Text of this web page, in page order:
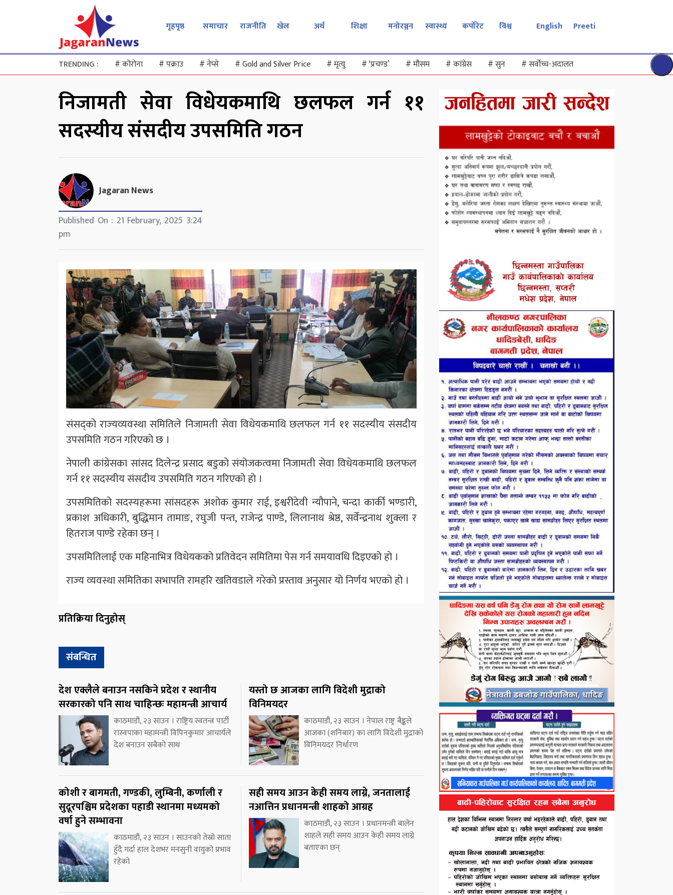
गृहपृष्ठ समाचार राजनीति खेल अर्थ शिक्षा मनोरञ्जन स्वास्थ्य कर्पोरेट विश्व English Preeti
TRENDING : #कोरोना #पक्राउ #नेप्से #Gold and Silver Price #मृत्यु #‘प्रचण्ड’ #मौसम #कांग्रेस #सुन #सर्वोच्च-अदालत
निजामती सेवा विधेयकमाथि छलफल गर्न ११
सदस्यीय संसदीय उपसमिति गठन
Jagaran News
Published On : 21 February, 2025 3:24
pm
संसद्‌को राज्‍यव्‍यवस्था समितिले निजामती सेवा विधेयकमाथि छलफल गर्न ११ सदस्यीय संसदीय
उपसमिति गठन गरिएको छ ।
नेपाली कांग्रेसका सांसद दिलेन्द्र प्रसाद बडुको संयोजकत्वमा निजामती सेवा विधेयकमाथि छलफल
गर्न ११ सदस्यीय संसदीय उपसमिति गठन गरिएको हो ।
उपसमितिको सदस्‍यहरूमा सांसदहरू अशोक कुमार राई, इश्वरीदेवी न्यौपाने, चन्दा कार्की भण्डारी,
प्रकाश अधिकारी, बुद्धिमान तामाङ, रघुजी पन्त, राजेन्द्र पाण्डे, लिलानाथ श्रेष्ठ, सर्वेन्द्रनाथ शुक्ला र
हितराज पाण्डे रहेका छन् ।
उपसमितिलाई एक महिनाभित्र विधेयकको प्रतिवेदन समितिमा पेस गर्न समयावधि दिइएको हो ।
राज्‍य व्‍यवस्था समितिका सभापति रामहरि खतिवडाले गरेको प्रस्ताव अनुसार यो निर्णय भएको हो ।
प्रतिक्रिया दिनुहोस्
संबन्धित
देश एक्लैले बनाउन नसकिने प्रदेश र स्थानीय
सरकारको पनि साथ चाहिन्छः महामन्त्री आचार्य
काठमाडौं, २३ साउन । राष्ट्रिय स्वतन्त्र पार्टी
रास्वपाका महामन्त्री विपिनकुमार आचार्यले
देश बनाउन सबैको साथ
यस्तो छ आजका लागि विदेशी मुद्राको
विनिमयदर
काठमाडौं, २३ साउन । नेपाल राष्ट्र बैङ्कले
आजका (शनिबार) का लागि विदेशी मुद्राको
विनिमयदर निर्धारण
कोशी र बागमती, गण्डकी, लुम्बिनी, कर्णाली र
सुदूरपश्चिम प्रदेशका पहाडी स्थानमा मध्यमको
वर्षा हुने सम्भावना
काठमाडौं, २३ साउन । साउनको तेस्रो साता
हुँदै गर्दा हाल देशभर मनसुनी वायुको प्रभाव
रहेको
सही समय आउन केही समय लाग्ने, जनतालाई
नआत्तिन प्रधानमन्त्री शाहको आग्रह
काठमाडौं, २३ साउन । प्रधानमन्त्री बालेन
शाहले सही समय आउन केही समय लाग्ने
बताएका छन्